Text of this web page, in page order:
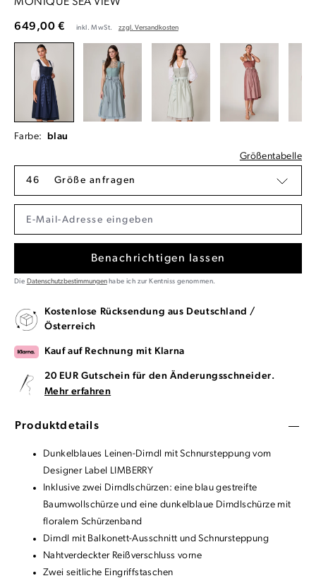
MONIQUE SEA VIEW
649,00 € inkl. MwSt. zzgl. Versandkosten
Farbe: blau
Größentabelle
46 Größe anfragen
Benachrichtigen lassen
Die Datenschutzbestimmungenhabe ich zur Kentniss genommen.
Kostenlose Rücksendung aus Deutschland /
Österreich
Kauf auf Rechnung mit Klarna
20 EUR Gutschein für den Änderungsschneider.
Mehr erfahren
Produktdetails
Dunkelblaues Leinen-Dirndl mit Schnursteppung vom
Designer Label LIMBERRY
Inklusive zwei Dirndlschürzen: eine blau gestreifte
Baumwollschürze und eine dunkelblaue Dirndlschürze mit
floralem Schürzenband
Dirndl mit Balkonett-Ausschnitt und Schnursteppung
Nahtverdeckter Reißverschluss vorne
Zwei seitliche Eingriffstaschen